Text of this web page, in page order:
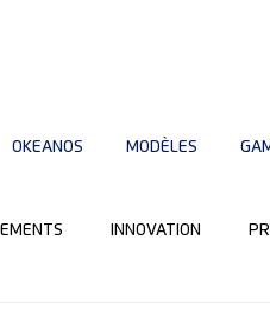
OKEANOS MODÈLES
INNOVATION